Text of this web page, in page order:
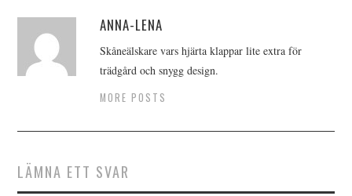
ANNA-LENA
Skåneälskare vars hjärta klappar lite extra för
trädgård och snygg design.
MORE POSTS
LÄMNA ETT SVAR